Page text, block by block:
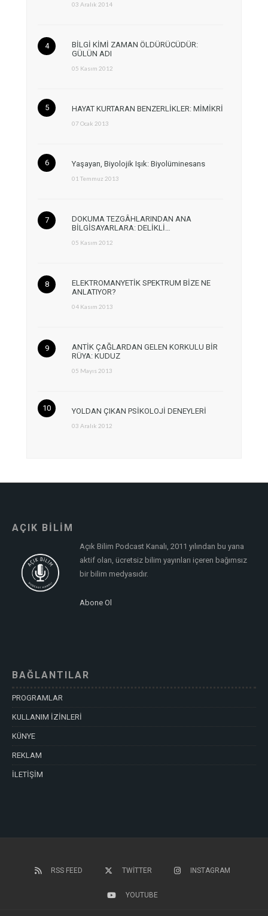
03 Aralık 2014
BİLGİ KİMİ ZAMAN ÖLDÜRÜCÜDÜR:
GÜLÜN ADI
05 Kasım 2012
HAYAT KURTARAN BENZERLİKLER: MİMİKRİ
07 Ocak 2013
Yaşayan, Biyolojik Işık: Biyolüminesans
01 Temmuz 2013
DOKUMA TEZGÂHLARINDAN ANA
BİLGİSAYARLARA: DELİKLİ…
05 Kasım 2012
ELEKTROMANYETİK SPEKTRUM BİZE NE
ANLATIYOR?
04 Kasım 2013
ANTİK ÇAĞLARDAN GELEN KORKULU BİR
RÜYA: KUDUZ
05 Mayıs 2013
YOLDAN ÇIKAN PSİKOLOJİ DENEYLERİ
03 Aralık 2012
AÇIK BİLİM
Açık Bilim Podcast Kanalı, 2011 yılından bu yana
aktif olan, ücretsiz bilim yayınları içeren bağımsız
bir bilim medyasıdır.
Abone Ol
BAĞLANTILAR
PROGRAMLAR
KULLANIM İZİNLERİ
KÜNYE
REKLAM
İLETİŞİM
RSS FEED TWITTER INSTAGRAM
YOUTUBE